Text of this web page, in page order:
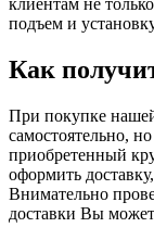
клиентам не
подъем и
Как
При покупке
самостоятельно,
приобретенный
оформить
Внимательно
доставки Вы